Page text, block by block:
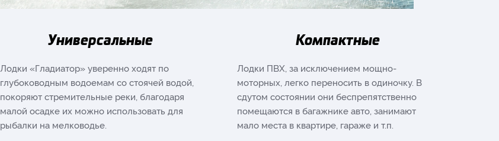
Универсальные
Лодки «Гладиатор» уверенно ходят по
глубоководным водоемам со стоячей водой,
покоряют стремительные реки, благодаря
малой осадке их можно использовать для
рыбалки на мелководье.
Компактные
Лодки ПВХ, за исключением мощно-
моторных, легко переносить в одиночку. В
сдутом состоянии они беспрепятственно
помещаются в багажнике авто, занимают
мало места в квартире, гараже и т.п.